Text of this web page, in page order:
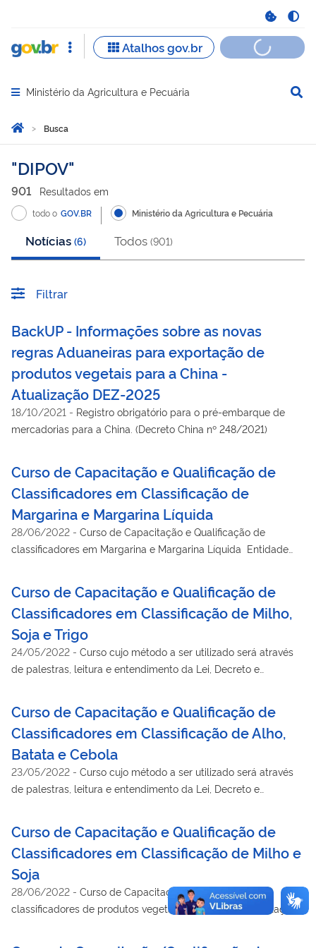
Abrir menu principal de navegação
Ministério da Agricultura e Pecuária
Você está aqui:
Página Inicial
Busca
Busca
DIPOV
901 Resultados em
todo o GOV.BR Ministério da Agricultura e Pecuária
Notícias (6) Todos (901)
Filtrar
BackUP - Informações sobre as novas
regras Aduaneiras para exportação de
produtos vegetais para a China -
Atualização DEZ-2025
18/10/2021 - Registro obrigatório para o pré-embarque de
mercadorias para a China. (Decreto China nº 248/2021)
Curso de Capacitação e Qualificação de
Classificadores em Classificação de
Margarina e Margarina Líquida
28/06/2022 - Curso de Capacitação e Qualificação de
classificadores em Margarina e Margarina Líquida Entidade
Curso de Capacitação e Qualificação de
Classificadores em Classificação de Milho,
Soja e Trigo
24/05/2022 - Curso cujo método a ser utilizado será através
de palestras, leitura e entendimento da Lei, Decreto e
Curitiba/PR Período: 20 A 30/06/2022
Curso de Capacitação e Qualificação de
Classificadores em Classificação de Alho,
Batata e Cebola
23/05/2022 - Curso cujo método a ser utilizado será através
de palestras, leitura e entendimento da Lei, Decreto e
Cristalina/GO Período: ENSINO À DISTANCIA: 06 A
20/06/2022 (ENAGRO) E ENSINO PRESENCIAL: 04 A
11/07/2022
Curso de Capacitação e Qualificação de
Classificadores em Classificação de Milho e
Soja
28/06/2022 - Curso de Capacitação/Qualificação de
classificadores de produtos vegetais: Habilitação/Atualização